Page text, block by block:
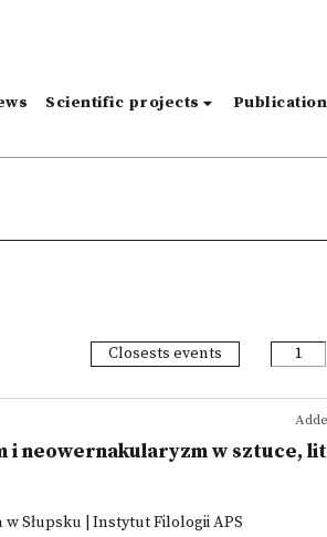
Scientific projects
Closests events
i neowernakularyzm w sztuce,
Słupsku | Instytut Filologii APS